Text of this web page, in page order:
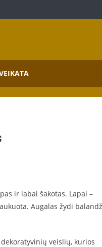
ir labai šakotas. Lapai –
Augalas žydi
veislių, kurios